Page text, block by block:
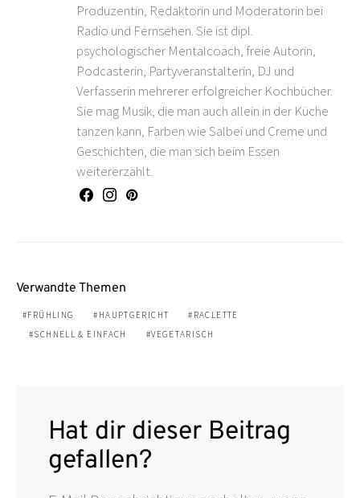
Produzentin, Redaktorin und Moderatorin bei
Radio und Fernsehen. Sie ist dipl.
psychologischer Mentalcoach, freie Autorin,
Podcasterin, Partyveranstalterin, DJ und
Verfasserin mehrerer erfolgreicher Kochbücher.
Sie mag Musik, die man auch allein in der Küche
tanzen kann, Farben wie Salbei und Creme und
Geschichten, die man sich beim Essen
weitererzählt.
Verwandte Themen
FRÜHLING HAUPTGERICHT
RACLETTE
SCHNELL & EINFACH
VEGETARISCH
Hat dir dieser Beitrag
gefallen?